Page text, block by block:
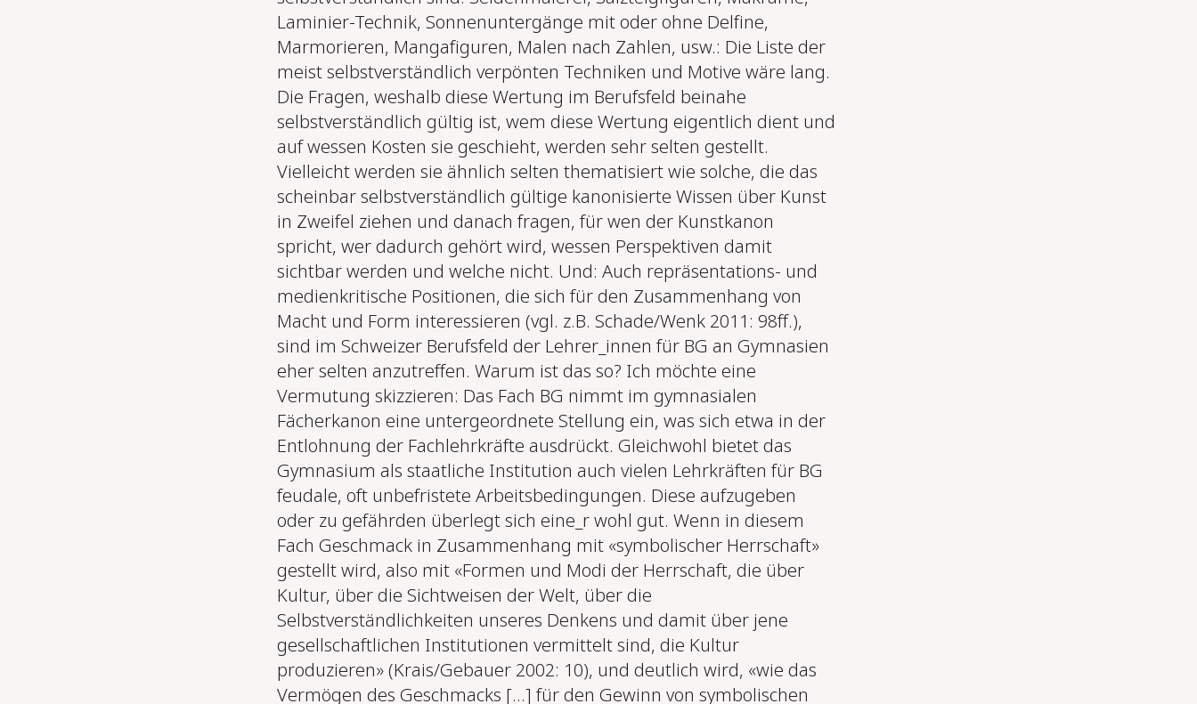
Laminier-Technik, Sonnenuntergänge mit oder ohne Delfine,
Marmorieren, Mangafiguren, Malen nach Zahlen, usw.: Die Liste der
meist selbstverständlich verpönten Techniken und Motive wäre lang.
Die Fragen, weshalb diese Wertung im Berufsfeld beinahe
selbstverständlich gültig ist, wem diese Wertung eigentlich dient und
auf wessen Kosten sie geschieht, werden sehr selten gestellt.
Vielleicht werden sie ähnlich selten thematisiert wie solche, die das
scheinbar selbstverständlich gültige kanonisierte Wissen über Kunst
in Zweifel ziehen und danach fragen, für wen der Kunstkanon
spricht, wer dadurch gehört wird, wessen Perspektiven damit
sichtbar werden und welche nicht. Und: Auch repräsentations- und
medienkritische Positionen, die sich für den Zusammenhang von
Macht und Form interessieren (vgl. z.B. Schade/Wenk 2011: 98ff.),
sind im Schweizer Berufsfeld der Lehrer_innen für BG an Gymnasien
eher selten anzutreffen. Warum ist das so? Ich möchte eine
Vermutung skizzieren: Das Fach BG nimmt im gymnasialen
Fächerkanon eine untergeordnete Stellung ein, was sich etwa in der
Entlohnung der Fachlehrkräfte ausdrückt. Gleichwohl bietet das
Gymnasium als staatliche Institution auch vielen Lehrkräften für BG
feudale, oft unbefristete Arbeitsbedingungen. Diese aufzugeben
oder zu gefährden überlegt sich eine_r wohl gut. Wenn in diesem
Fach Geschmack in Zusammenhang mit «symbolischer Herrschaft»
gestellt wird, also mit «Formen und Modi der Herrschaft, die über
Kultur, über die Sichtweisen der Welt, über die
Selbstverständlichkeiten unseres Denkens und damit über jene
gesellschaftlichen Institutionen vermittelt sind, die Kultur
produzieren» (Krais/Gebauer 2002: 10), und deutlich wird, «wie das
Vermögen des Geschmacks […] für den Gewinn von symbolischen